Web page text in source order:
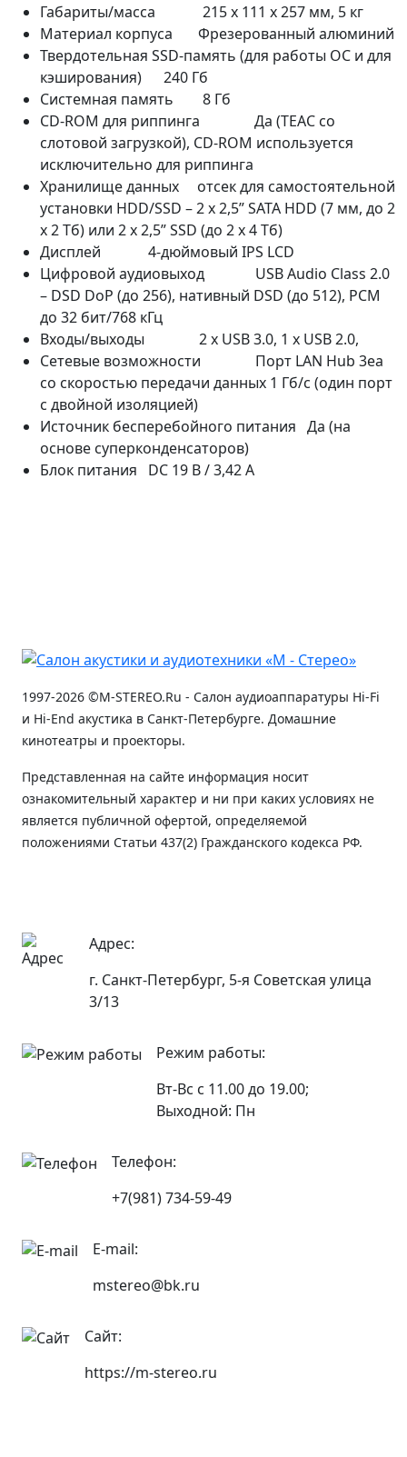
Габариты/масса 215 x 111 x 257 мм, 5 кг
Материал корпуса Фрезерованный алюминий
Твердотельная SSD-память (для работы ОС и для
кэширования) 240 Гб
Системная память 8 Гб
CD-ROM для риппинга Да (TEAC со
слотовой загрузкой), CD-ROM используется
исключительно для риппинга
Хранилище данных отсек для самостоятельной
установки HDD/SSD – 2 x 2,5” SATA HDD (7 мм, до 2
x 2 Тб) или 2 x 2,5” SSD (до 2 x 4 Тб)
Дисплей 4-дюймовый IPS LCD
Цифровой аудиовыход USB Audio Class 2.0
– DSD DoP (до 256), нативный DSD (до 512), PCM
до 32 бит/768 кГц
Входы/выходы 2 х USB 3.0, 1 х USB 2.0,
Сетевые возможности Порт LAN Hub 3ea
со скоростью передачи данных 1 Гб/с (один порт
с двойной изоляцией)
Источник бесперебойного питания Да (на
основе суперконденсаторов)
Блок питания DC 19 В / 3,42 А
1997-2026 ©M-STEREO.Ru - Салон аудиоаппаратуры Hi-Fi
и Hi-End акустика в Санкт-Петербурге. Домашние
кинотеатры и проекторы.
Представленная на сайте информация носит
ознакомительный характер и ни при каких условиях не
является публичной офертой, определяемой
положениями Статьи 437(2) Гражданского кодекса РФ.
Адрес:
г. Санкт-Петербург, 5-я Советская улица
3/13
Режим работы:
Вт-Вс с 11.00 до 19.00;
Выходной: Пн
Телефон:
+7(981) 734-59-49
E-mail:
mstereo@bk.ru
Сайт:
https://m-stereo.ru